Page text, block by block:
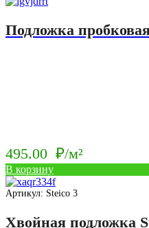
Подложка
495.00 ₽/м²
В корзину
Артикул: Steico 3
Хвойная подложка